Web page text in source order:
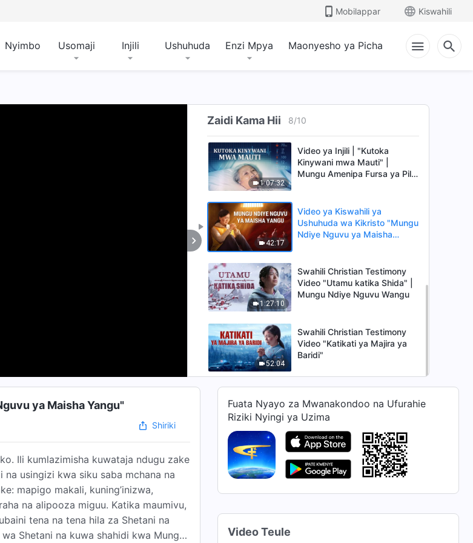
Mobilappar Kiswahili
Nyimbo Usomaji Injili Ushuhuda Enzi Mpya Maonyesho ya Picha
Zaidi Kama Hii 8/10
on True Story "Miaka 17?
Hakika!" | The Power of Faith
51:01
Hakijamaliza Kuzungumza" |
Persecuting Christians
1:07:32
Video ya Injili | "Kutoka
Kinywani mwa Mauti" |
Mungu Amenipa Fursa ya Pili
42:17
Video ya Kiswahili ya
Ushuhuda wa Kikristo "Mungu
Ndiye Nguvu ya Maisha
1:27:10
Swahili Christian Testimony
Video "Utamu katika Shida" |
Mungu Ndiye Nguvu Wangu
52:04
Swahili Christian Testimony
Video "Katikati ya Majira ya
Baridi"
ya Maisha Yangu"
Shiriki
Ili kumlazimisha kuwataja ndugu zake
usingizi kwa siku saba mchana na
mapigo makali, kuning’inizwa,
na alipooza miguu. Katika maumivu,
tena na tena hila za Shetani na
Shetani na kuwa shahidi kwa Mungu!
Fuata Nyayo za Mwanakondoo na Ufurahie
Riziki Nyingi ya Uzima
Video Teule